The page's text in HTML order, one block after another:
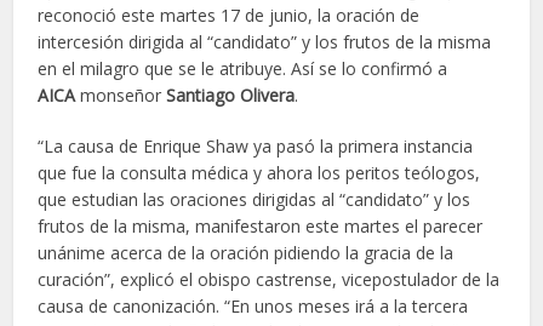
reconoció este martes 17 de junio, la oración de
intercesión dirigida al “candidato” y los frutos de la misma
en el milagro que se le atribuye. Así se lo confirmó a
AICAmonseñorSantiago Olivera.
“La causa de Enrique Shaw ya pasó la primera instancia
que fue la consulta médica y ahora los peritos teólogos,
que estudian las oraciones dirigidas al “candidato” y los
frutos de la misma, manifestaron este martes el parecer
unánime acerca de la oración pidiendo la gracia de la
curación”, explicó el obispo castrense, vicepostulador de la
causa de canonización. “En unos meses irá a la tercera